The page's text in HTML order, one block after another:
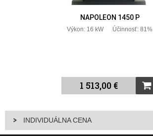
NAPOLEON 1450 P
Výkon: 16 kW Účinnosť: 81%
1 513,00 €
INDIVIDUÁLNA CENA